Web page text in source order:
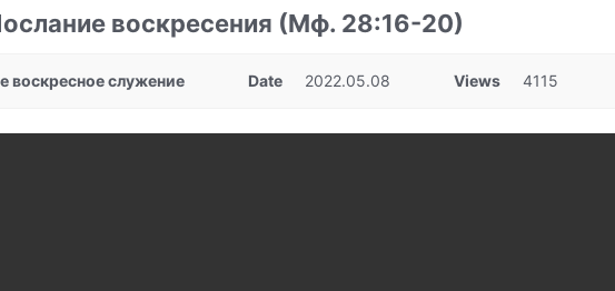
воскресения (Мф. 28:16-20)
воскресное служение Date 2022.05.08 Views 4115